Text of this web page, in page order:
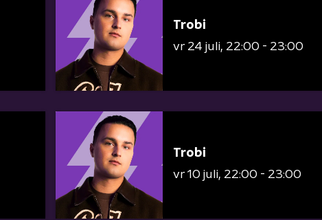
Trobi
vr 24 juli 22:00 - 23:00
Trobi
vr 10 juli 22:00 - 23:00